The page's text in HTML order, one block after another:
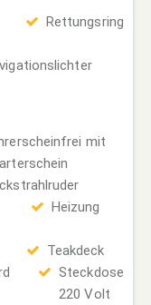
Rettungsring
mit
Heizung
Teakdeck
Steckdose
220 Volt